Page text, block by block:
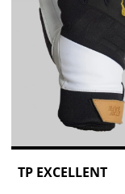
TP EXCELLENT